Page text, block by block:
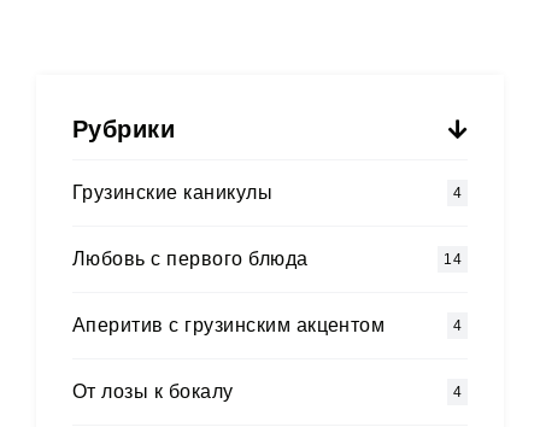
Рубрики
Грузинские каникулы 4
Любовь с первого блюда 14
Аперитив с грузинским акцентом 4
Oт лозы к бокалу 4